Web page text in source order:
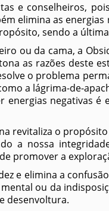
e conselheiros,
elimina as
sendo a
ou da cama, a
as razões deste
o problema
a lágrima-de-
negativas
revitaliza o
a nossa
promover a
e elimina a
ou da
desenvoltura.